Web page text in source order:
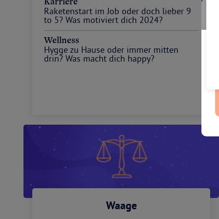
Karriere
Raketenstart im Job oder doch lieber 9
to 5? Was motiviert dich 2024?
Wellness
Hygge zu Hause oder immer mitten
drin? Was macht dich happy?
Waage